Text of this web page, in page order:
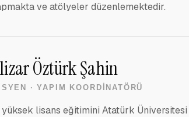
ve atölyeler düzenlemektedir.
Öztürk Şahin
· YAPIM KOORDINATÖRÜ
lisans eğitimini Atatürk Üniversitesi